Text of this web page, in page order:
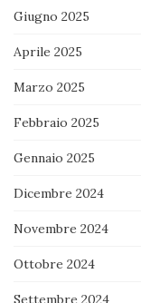
Giugno 2025
Aprile 2025
Marzo 2025
Febbraio 2025
Gennaio 2025
Dicembre 2024
Novembre 2024
Ottobre 2024
Settembre 2024